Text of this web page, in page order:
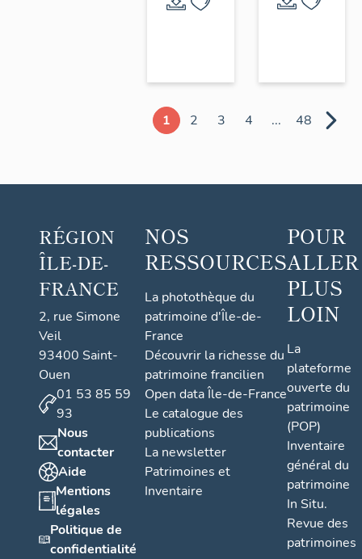
1 2 3 4 ... 48
RÉGION
ÎLE-DE-
FRANCE
2, rue Simone
Veil
93400 Saint-
Ouen
01 53 85 59
93
Nous
contacter
Aide
Mentions
légales
Politique de
confidentialité
NOS
RESSOURCES
La photothèque du
patrimoine d'Île-de-
France
Découvrir la richesse du
patrimoine francilien
Open data Île-de-France
Le catalogue des
publications
La newsletter
Patrimoines et
Inventaire
POUR
ALLER
PLUS
LOIN
La
plateforme
ouverte du
patrimoine
(POP)
Inventaire
général du
patrimoine
In Situ.
Revue des
patrimoines